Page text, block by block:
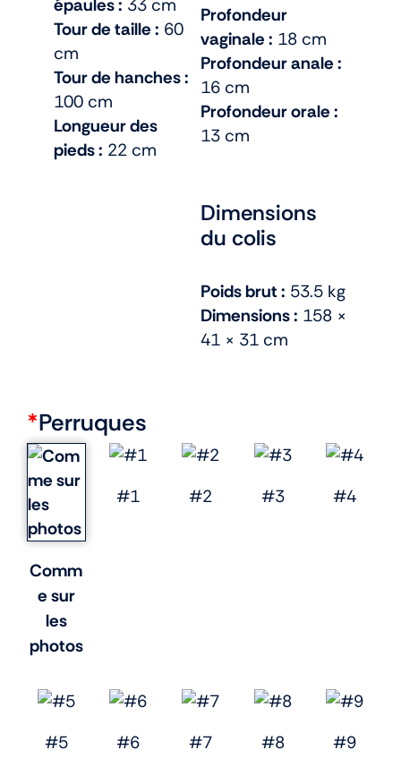
épaules : 33 cm
Tour de taille : 60
cm
Tour de hanches :
100 cm
Longueur des
pieds : 22 cm
Profondeur
vaginale : 18 cm
Profondeur anale :
16 cm
Profondeur orale :
13 cm
Dimensions
du colis
Poids brut : 53.5 kg
Dimensions : 158 ×
41 × 31 cm
*Perruques
Comm
e sur
les
photos
#1 #2 #3 #4
#5 #6 #7 #8 #9